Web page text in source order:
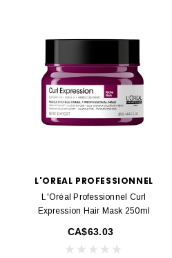
L'OREAL PROFESSIONNEL
L'Oréal Professionnel Curl
Expression Hair Mask 250ml
CA$63.03